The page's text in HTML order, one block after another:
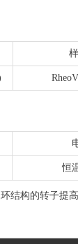
恒
结构的转子提高